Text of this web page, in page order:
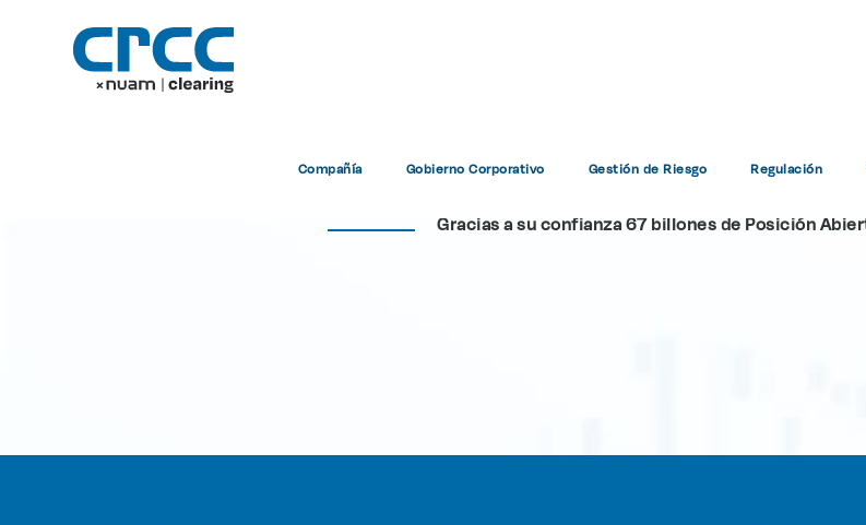
Compañía Gobierno Corporativo Gestión de Riesgo Regulación
Gracias a su confianza 67 billones de Posición